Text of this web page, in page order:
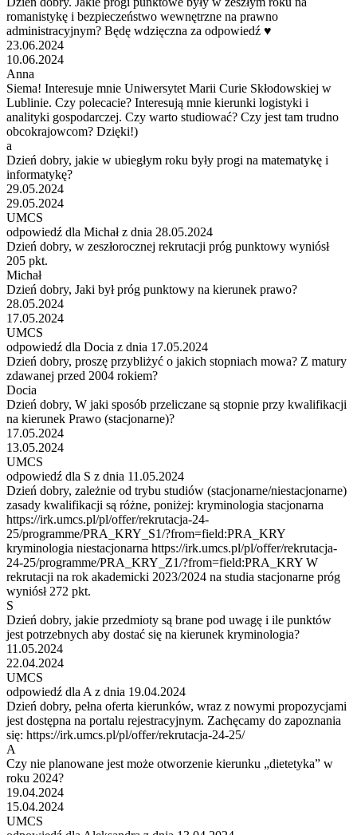
romanistykę i bezpieczeństwo wewnętrzne na prawno
administracyjnym? Będę wdzięczna za odpowiedź ♥️
23.06.2024
10.06.2024
Anna
Siema! Interesuje mnie Uniwersytet Marii Curie Skłodowskiej w
Lublinie. Czy polecacie? Interesują mnie kierunki logistyki i
analityki gospodarczej. Czy warto studiować? Czy jest tam trudno
obcokrajowcom? Dzięki!)
a
Dzień dobry, jakie w ubiegłym roku były progi na matematykę i
informatykę?
29.05.2024
29.05.2024
UMCS
odpowiedź dla Michał z dnia 28.05.2024
Dzień dobry, w zeszłorocznej rekrutacji próg punktowy wyniósł
205 pkt.
Michał
Dzień dobry, Jaki był próg punktowy na kierunek prawo?
28.05.2024
17.05.2024
UMCS
odpowiedź dla Docia z dnia 17.05.2024
Dzień dobry, proszę przybliżyć o jakich stopniach mowa? Z matury
zdawanej przed 2004 rokiem?
Docia
Dzień dobry, W jaki sposób przeliczane są stopnie przy kwalifikacji
na kierunek Prawo (stacjonarne)?
17.05.2024
13.05.2024
UMCS
odpowiedź dla S z dnia 11.05.2024
Dzień dobry, zależnie od trybu studiów (stacjonarne/niestacjonarne)
zasady kwalifikacji są różne, poniżej: kryminologia stacjonarna
https://irk.umcs.pl/pl/offer/rekrutacja-24-
25/programme/PRA_KRY_S1/?from=field:PRA_KRY
kryminologia niestacjonarna https://irk.umcs.pl/pl/offer/rekrutacja-
24-25/programme/PRA_KRY_Z1/?from=field:PRA_KRY W
rekrutacji na rok akademicki 2023/2024 na studia stacjonarne próg
wyniósł 272 pkt.
S
Dzień dobry, jakie przedmioty są brane pod uwagę i ile punktów
jest potrzebnych aby dostać się na kierunek kryminologia?
11.05.2024
22.04.2024
UMCS
odpowiedź dla A z dnia 19.04.2024
Dzień dobry, pełna oferta kierunków, wraz z nowymi propozycjami
jest dostępna na portalu rejestracyjnym. Zachęcamy do zapoznania
się: https://irk.umcs.pl/pl/offer/rekrutacja-24-25/
A
Czy nie planowane jest może otworzenie kierunku „dietetyka” w
roku 2024?
19.04.2024
15.04.2024
UMCS